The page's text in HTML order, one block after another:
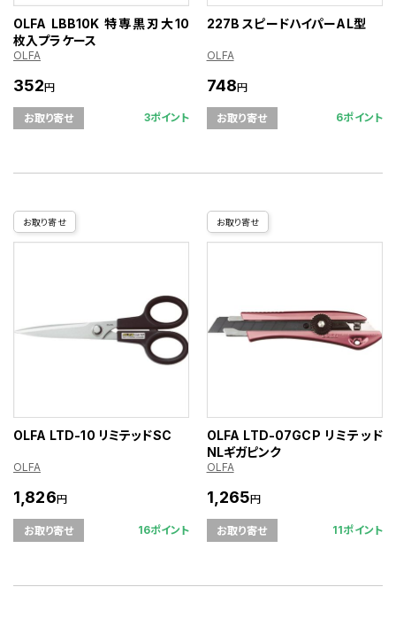
OLFA LBB10K 特専黒刃大10
枚入プラケース
OLFA
352円
お取り寄せ 3ポイント
227B スピードハイパーAL型
OLFA
748円
お取り寄せ 6ポイント
お取り寄せ
OLFA LTD-10 リミテッドSC
OLFA
1,826円
お取り寄せ 16ポイント
お取り寄せ
OLFA LTD-07GCP リミテッド
NLギガピンク
OLFA
1,265円
お取り寄せ 11ポイント